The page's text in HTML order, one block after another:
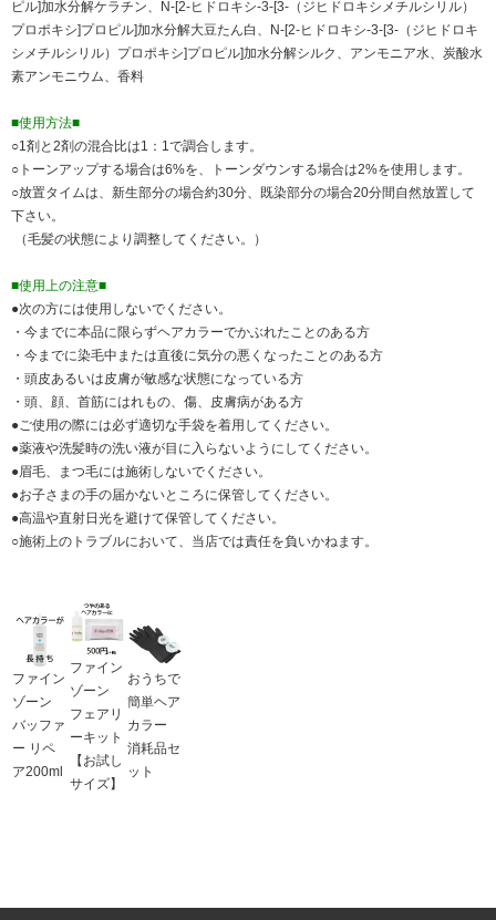
ピル]加水分解ケラチン、N-[2-ヒドロキシ-3-[3-（ジヒドロキシメチルシリル）
プロポキシ]プロピル]加水分解大豆たん白、N-[2-ヒドロキシ-3-[3-（ジヒドロキ
シメチルシリル）プロポキシ]プロピル]加水分解シルク、アンモニア水、炭酸水
素アンモニウム、香料
■使用方法■
○1剤と2剤の混合比は1：1で調合します。
○トーンアップする場合は6%を、トーンダウンする場合は2%を使用します。
○放置タイムは、新生部分の場合約30分、既染部分の場合20分間自然放置して
下さい。
（毛髪の状態により調整してください。）
■使用上の注意■
●次の方には使用しないでください。
・今までに本品に限らずヘアカラーでかぶれたことのある方
・今までに染毛中または直後に気分の悪くなったことのある方
・頭皮あるいは皮膚が敏感な状態になっている方
・頭、顔、首筋にはれもの、傷、皮膚病がある方
●ご使用の際には必ず適切な手袋を着用してください。
●薬液や洗髪時の洗い液が目に入らないようにしてください。
●眉毛、まつ毛には施術しないでください。
●お子さまの手の届かないところに保管してください。
●高温や直射日光を避けて保管してください。
○施術上のトラブルにおいて、当店では責任を負いかねます。
ファイン
ゾーン
バッファ
ー リペ
ア200ml
ファイン
ゾーン
フェアリ
ーキット
【お試し
サイズ】
おうちで
簡単ヘア
カラー
消耗品セ
ット